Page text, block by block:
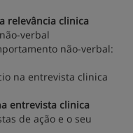
relevância clinica
verbal
não-verbal:
na entrevista clinica
entrevista clinica
de ação e o seu